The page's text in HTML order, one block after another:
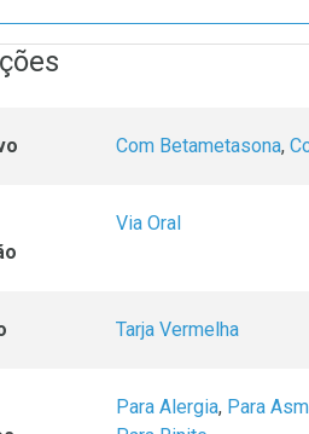
Com Betametasona,
Via Oral
Tarja Vermelha
Para Alergia, Para